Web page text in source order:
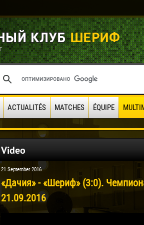
ACTUALITÉS MATCHES ÉQUIPE
Video
21 September 2016
«Дачия» - «Шериф» (3:0).
21.09.2016